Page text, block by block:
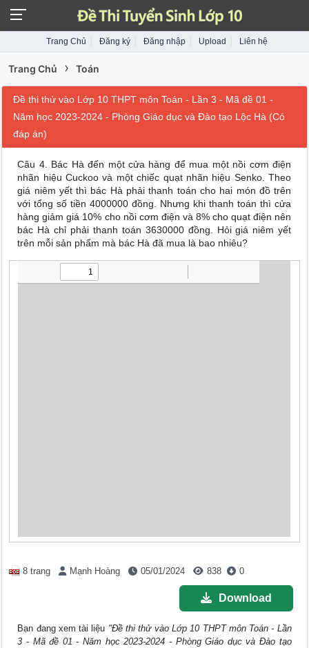
Trang Chủ Đăng ký Đăng nhập Upload Liên hệ
Trang Chủ › Toán
Đề thi thử vào Lớp 10 THPT môn Toán - Lần 3 - Mã đề 01 -
Năm học 2023-2024 - Phòng Giáo dục và Đào tạo Lộc Hà (Có
đáp án)
Câu 4. Bác Hà đến một cửa hàng để mua một nồi cơm điện
nhãn hiệu Cuckoo và một chiếc quạt nhãn hiệu Senko. Theo
giá niêm yết thì bác Hà phải thanh toán cho hai món đồ trên
với tổng số tiền 4000000 đồng. Nhưng khi thanh toán thì cửa
hàng giảm giá 10% cho nồi cơm điện và 8% cho quạt điện nên
bác Hà chỉ phải thanh toán 3630000 đồng. Hỏi giá niêm yết
trên mỗi sản phẩm mà bác Hà đã mua là bao nhiêu?
8 trang Mạnh Hoàng 05/01/2024 838 0
Download
Bạn đang xem tài liệu "Đề thi thử vào Lớp 10 THPT môn Toán - Lần
3 - Mã đề 01 - Năm học 2023-2024 - Phòng Giáo dục và Đào tạo